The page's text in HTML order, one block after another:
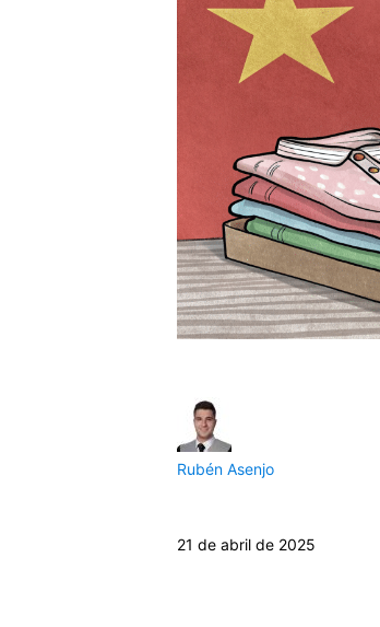
Rubén Asenjo
21 de abril de 2025